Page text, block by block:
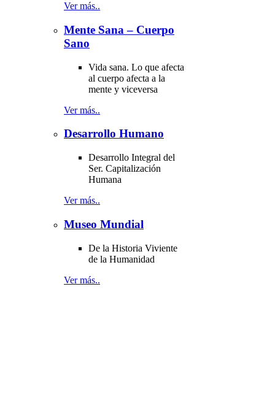
Ver más..
Mente Sana – Cuerpo
Sano
Vida sana. Lo que afecta
al cuerpo afecta a la
mente y viceversa
Ver más..
Desarrollo Humano
Desarrollo Integral del
Ser. Capitalización
Humana
Ver más..
Museo Mundial
De la Historia Viviente
de la Humanidad
Ver más..